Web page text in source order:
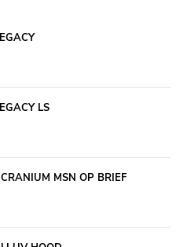
LS
MSN OP BRIEF